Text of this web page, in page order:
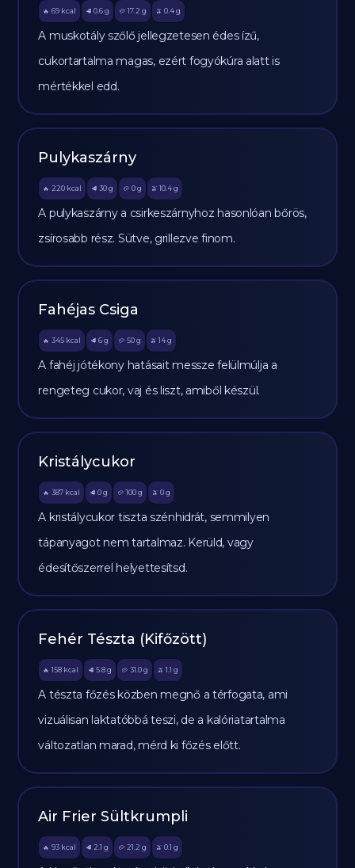
🔥 69 kcal 🥩 0.6 g 🥔 17.2 g 🫒 0.4 g
A muskotály szőlő jellegzetesen édes ízű,
cukortartalma magas, ezért fogyókúra alatt is
mértékkel edd.
Pulykaszárny
🔥 220 kcal 🥩 30 g 🥔 0g 🫒 10.4 g
A pulykaszárny a csirkeszárnyhoz hasonlóan bőrös,
zsírosabb rész. Sütve, grillezve finom.
Fahéjas Csiga
🔥 345 kcal 🥩 6 g 🥔 50g 🫒 14 g
A fahéj jótékony hatásait messze felülmúlja a
rengeteg cukor, vaj és liszt, amiből készül.
Kristálycukor
🔥 387 kcal 🥩 0 g 🥔 100g 🫒 0 g
A kristálycukor tiszta szénhidrát, semmilyen
tápanyagot nem tartalmaz. Kerüld, vagy
édesítőszerrel helyettesítsd.
Fehér Tészta (Kifőzött)
🔥 158 kcal 🥩 5.8 g 🥔 31.0g 🫒 1.1 g
A tészta főzés közben megnő a térfogata, ami
vizuálisan laktatóbbá teszi, de a kalóriatartalma
változatlan marad, mérd ki főzés előtt.
Air Frier Sültkrumpli
🔥 93 kcal 🥩 2.1 g 🥔 21.2 g 🫒 0.1 g